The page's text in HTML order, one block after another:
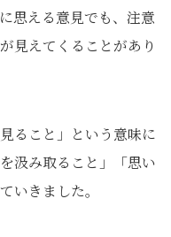
思える意見でも、注意
見えてくることがあり
ること」という意味に
汲み取ること」「思い
いきました。